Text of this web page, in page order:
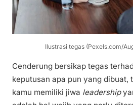
Ilustrasi tegas (Pexels.com/
Cenderung bersikap tegas
keputusan apa pun yang dibuat,
kamu memiliki jiwa leadership